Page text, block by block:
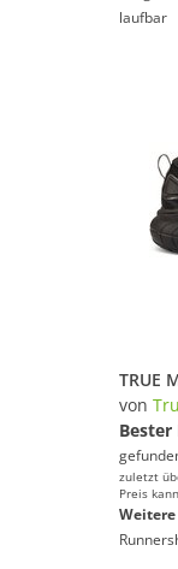
laufbar
von
Bester
zuletzt
Preis